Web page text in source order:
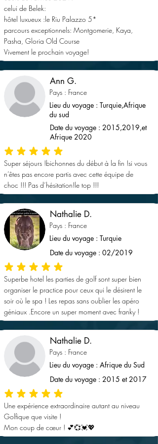
celui de Belek:
hôtel luxueux :le Riu Palazzo 5*
parcours exceptionnels: Montgomerie, Kaya,
Pasha, Gloria Old Course
Vivement le prochain voyage!
Ann G.
Pays : France
Lieu du voyage : Turquie,Afrique
du sud
Date du voyage : 2015,2019,et
Afrique 2020
la note moyenne est 5 sur 5
Super séjours !bichonnes du début à la fin !si vous
n’êtes pas encore partis avec cette équipe de
choc !!! Pas d’hésitation!le top !!!
Nathalie D.
Pays : France
Lieu du voyage : Turquie
Date du voyage : 02/2019
la note moyenne est 5 sur 5
Superbe hotel les parties de golf sont super bien
organiser le practice pour ceux qui le désirent le
soir où le spa ! Les repas sans oublier les apéro
géniaux .Encore un super moment avec franky !
Nathalie D.
Pays : France
Lieu du voyage : Afrique du Sud
Date du voyage : 2015 et 2017
la note moyenne est 5 sur 5
Une expérience extraordinaire autant au niveau
Golfique que visite !
Mon coup de cœur ! 💕💞💓💖